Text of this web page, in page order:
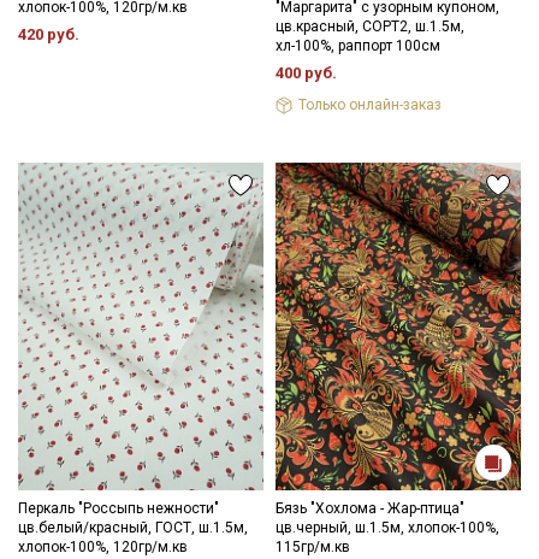
хлопок-100%, 120гр/м.кв
420 руб.
"Маргарита" с узорным купоном,
цв.красный, СОРТ2, ш.1.5м,
хл-100%, раппорт 100см
400 руб.
Только онлайн-заказ
Перкаль "Россыпь нежности"
цв.белый/красный, ГОСТ, ш.1.5м,
хлопок-100%, 120гр/м.кв
Бязь "Хохлома - Жар-птица"
цв.черный, ш.1.5м, хлопок-100%,
115гр/м.кв
промокоды и скидки до 30% на узкие
категории тканей
Подписаться
Ознакомлен(а) с Политикой обработки персональных
данныхи даюСогласие на обработку персональных
данных
ДаюСогласие на получение рекламных и
информационных рассылок